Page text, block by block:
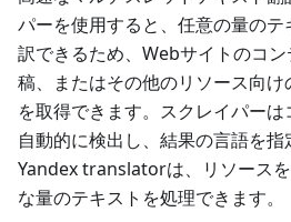
パーを使用すると、任意の量の
訳できるため、Webサイトのコ
稿、またはその他のリソース向
を取得できます。スクレイパー
自動的に検出し、結果の言語を指
Yandex translatorは、リソース
な量のテキストを処理できます。